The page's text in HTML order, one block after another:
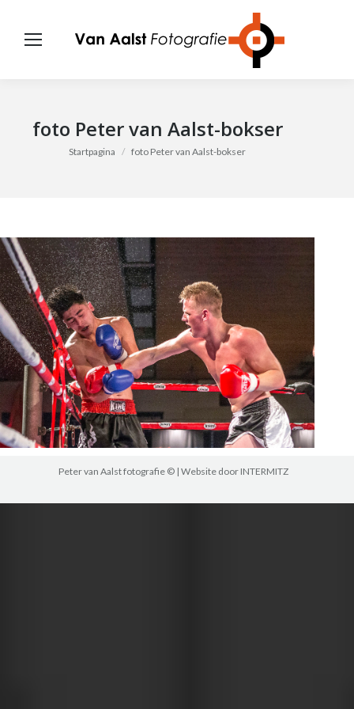
foto Peter van Aalst-bokser
Je bent hier:
Startpagina foto Peter van Aalst-bokser
Peter van Aalst fotografie © | Website door INTERMITZ